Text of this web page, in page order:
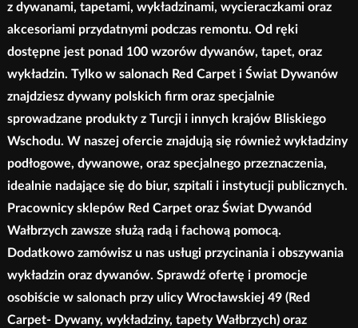
z dywanami, tapetami, wykładzinami, wycieraczkami oraz
akcesoriami przydatnymi podczas remontu. Od ręki
dostępne jest ponad 100 wzorów dywanów, tapet, oraz
wykładzin. Tylko w salonach Red Carpet i Świat Dywanów
znajdziesz dywany polskich firm oraz specjalnie
sprowadzane produkty z Turcji i innych krajów Bliskiego
Wschodu. W naszej ofercie znajdują się również wykładziny
podłogowe, dywanowe, oraz specjalnego przeznaczenia,
idealnie nadające się do biur, szpitali i instytucji publicznych.
Pracownicy sklepów Red Carpet oraz Świat Dywanód
Wałbrzych zawsze służą radą i fachową pomocą.
Dodatkowo zamówisz u nas usługi przycinania i obszywania
wykładzin oraz dywanów. Sprawdź ofertę i promocje
osobiście w salonach przy ulicy Wrocławskiej 49 (Red
Carpet- Dywany, wykładziny, tapety Wałbrzych) oraz